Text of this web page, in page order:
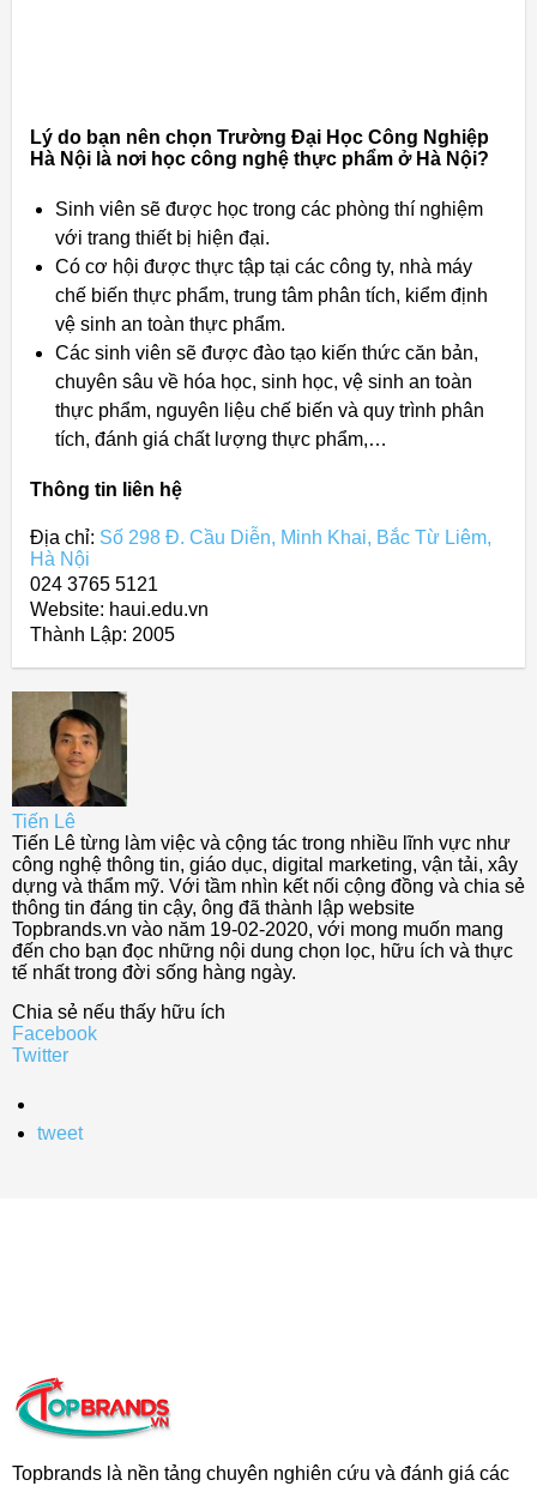
Lý do bạn nên chọn Trường Đại Học Công Nghiệp
Hà Nội là nơi học công nghệ thực phẩm ở Hà Nội?
Sinh viên sẽ được học trong các phòng thí nghiệm
với trang thiết bị hiện đại.
Có cơ hội được thực tập tại các công ty, nhà máy
chế biến thực phẩm, trung tâm phân tích, kiểm định
vệ sinh an toàn thực phẩm.
Các sinh viên sẽ được đào tạo kiến thức căn bản,
chuyên sâu về hóa học, sinh học, vệ sinh an toàn
thực phẩm, nguyên liệu chế biến và quy trình phân
tích, đánh giá chất lượng thực phẩm,…
Thông tin liên hệ
Địa chỉ: Số 298 Đ. Cầu Diễn, Minh Khai, Bắc Từ Liêm,
Hà Nội
024 3765 5121
Website: haui.edu.vn
Thành Lập: 2005
Tiến Lê
Tiến Lê từng làm việc và cộng tác trong nhiều lĩnh vực như
công nghệ thông tin, giáo dục, digital marketing, vận tải, xây
dựng và thẩm mỹ. Với tầm nhìn kết nối cộng đồng và chia sẻ
thông tin đáng tin cậy, ông đã thành lập website
Topbrands.vn vào năm 19-02-2020, với mong muốn mang
đến cho bạn đọc những nội dung chọn lọc, hữu ích và thực
tế nhất trong đời sống hàng ngày.
Chia sẻ nếu thấy hữu ích
Facebook
Twitter
tweet
Topbrands là nền tảng chuyên nghiên cứu và đánh giá các